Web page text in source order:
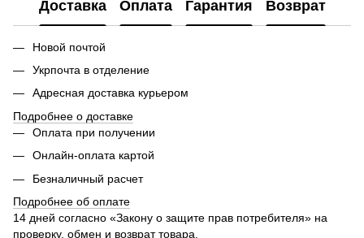
Доставка Оплата Гарантия Возврат
Новой почтой
Укрпочта в отделение
Адресная доставка курьером
Подробнее о доставке
Оплата при получении
Онлайн-оплата картой
Безналичный расчет
Подробнее об оплате
14 дней согласно «Закону о защите прав потребителя» на
проверку, обмен и возврат товара.